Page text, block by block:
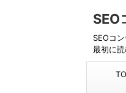
SEOコ
最初に